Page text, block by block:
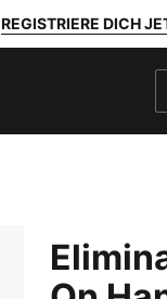
REGISTRIERE DICH